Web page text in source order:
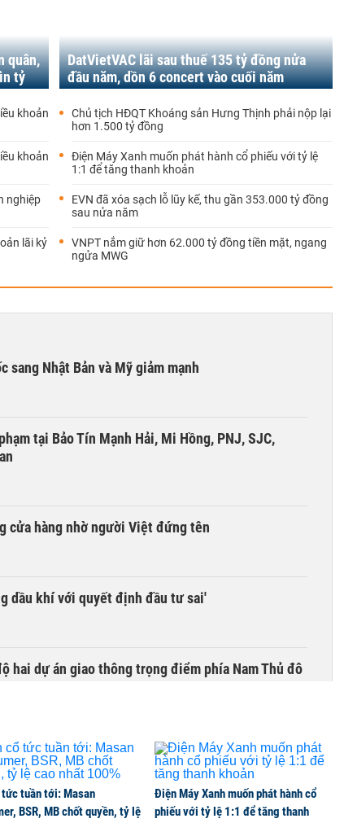
quân,
tỷ
khoản
khoản
nghiệp
lãi kỷ
DatVietVAC lãi sau thuế 135 tỷ đồng nửa
đầu năm, dồn 6 concert vào cuối năm
Chủ tịch HĐQT Khoáng sản Hưng Thịnh phải nộp lại
hơn 1.500 tỷ đồng
Điện Máy Xanh muốn phát hành cổ phiếu với tỷ lệ
1:1 để tăng thanh khoản
EVN đã xóa sạch lỗ lũy kế, thu gần 353.000 tỷ đồng
sau nửa năm
VNPT nắm giữ hơn 62.000 tỷ đồng tiền mặt, ngang
ngửa MWG
sang Nhật Bản và Mỹ giảm mạnh
tại Bảo Tín Mạnh Hải, Mi Hồng, PNJ, SJC,
cửa hàng nhờ người Việt đứng tên
dầu khí với quyết định đầu tư sai'
hai dự án giao thông trọng điểm phía Nam Thủ đô
tuần tới: Masan
BSR, MB chốt quyền, tỷ lệ
Điện Máy Xanh muốn phát hành cổ
phiếu với tỷ lệ 1:1 để tăng thanh